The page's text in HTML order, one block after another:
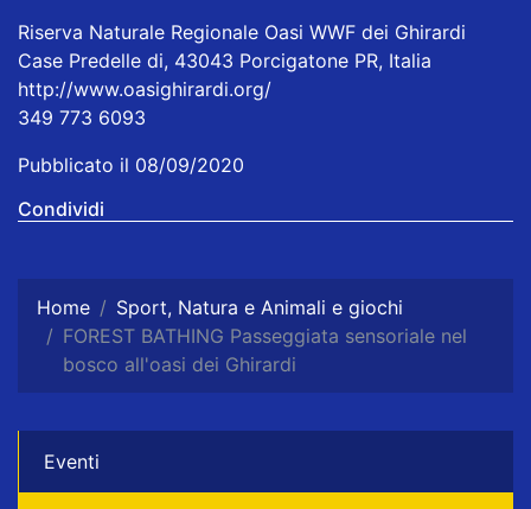
Riserva Naturale Regionale Oasi WWF dei Ghirardi
Case Predelle di, 43043 Porcigatone PR, Italia
http://www.oasighirardi.org/
349 773 6093
Pubblicato il 08/09/2020
Condividi
Home
Sport, Natura e Animali e giochi
FOREST BATHING Passeggiata sensoriale nel
bosco all'oasi dei Ghirardi
Eventi